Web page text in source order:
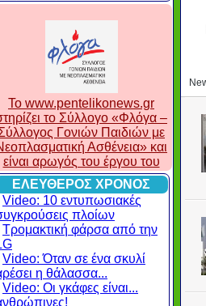
To www.pentelikonews.gr
το Σύλλογο «Φλόγα –
Γονιών Παιδιών με
Ασθένεια» και
είναι αρωγός του έργου του
ΕΛΕΥΘΕΡΟΣ ΧΡΟΝΟΣ
Video: 10 εντυπωσιακές
πλοίων
Τρομακτική φάρσα από την
Video: Όταν σε ένα σκυλί
η θάλασσα...
Video: Οι γκάφες είναι...